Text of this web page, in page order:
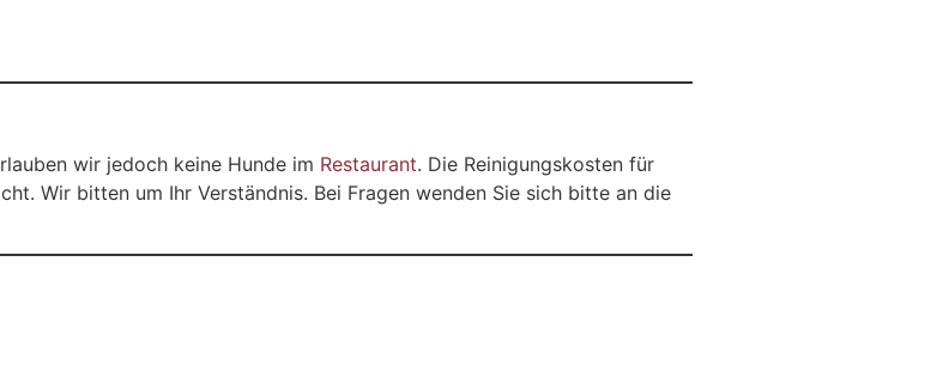
wir jedoch keine Hunde im Restaurant. Die Reinigungskosten für
Wir bitten um Ihr Verständnis. Bei Fragen wenden Sie sich bitte an die